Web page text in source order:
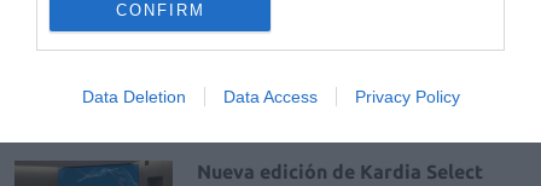
CONFIRM
Data Deletion Data Access Privacy Policy
La farmacia, un apoyo esencial en
el cuidado infantil
NOTICIAS Y NOVEDADES
Nueva edición de Kardia Select